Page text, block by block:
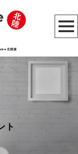
北陸版
ト